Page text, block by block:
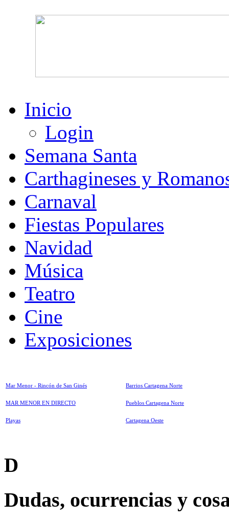
Inicio
Login
Semana Santa
Carthagineses y
Carnaval
Fiestas Populares
Navidad
Música
Teatro
Cine
Exposiciones
Mar Menor - Rincón de San Ginés
MAR MENOR EN DIRECTO
Playas
Barrios Cartagena Norte
Pueblos Cartagena Norte
Cartagena Oeste
D
Dudas, ocurrencias y